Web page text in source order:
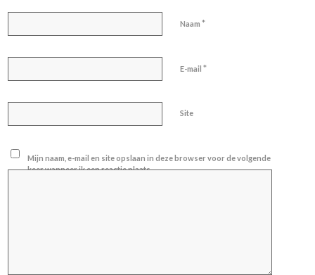
Naam*
E-mail*
Site
Mijn naam, e-mail en site opslaan in deze browser voor de volgende
keer wanneer ik een reactie plaats.